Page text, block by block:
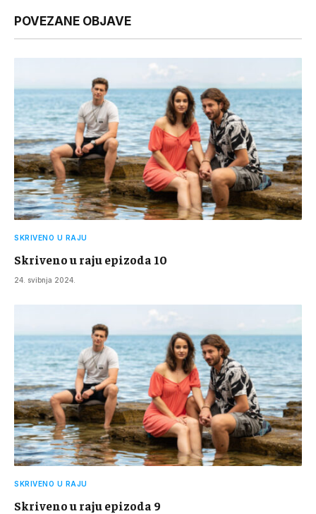
POVEZANE OBJAVE
SKRIVENO U RAJU
Skriveno u raju epizoda 10
24. svibnja 2024.
SKRIVENO U RAJU
Skriveno u raju epizoda 9